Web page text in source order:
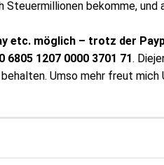
bekomme, und
etc. möglich – trotz der
6805 1207 0000 3701 71.
Umso mehr freut